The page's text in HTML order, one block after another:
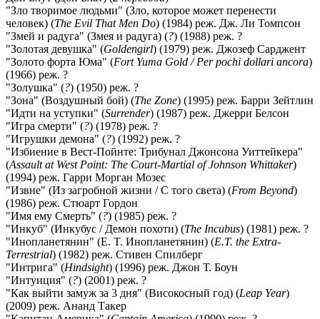
"Зло творимое людьми" (Зло, которое может перенести
человек) (The Evil That Men Do) (1984) реж. Дж. Ли Томпсон
"Змей и радуга" (Змея и радуга) (?) (1988) реж. ?
"Золотая девушка" (Goldengirl) (1979) реж. Джозеф Сарджент
"Золото форта Юма" (Fort Yuma Gold / Per pochi dollari ancora)
(1966) реж. ?
"Золушка" (?) (1950) реж. ?
"Зона" (Воздушный бой) (The Zone) (1995) реж. Барри Зейтлин
"Идти на уступки" (Surrender) (1987) реж. Джерри Белсон
"Игра смерти" (?) (1978) реж. ?
"Игрушки демона" (?) (1992) реж. ?
"Избиение в Вест-Пойнте: Трибунал Джонсона Уиттейкера"
(Assault at West Point: The Court-Martial of Johnson Whittaker)
(1994) реж. Гарри Морган Мозес
"Извне" (Из загробной жизни / С того света) (From Beyond)
(1986) реж. Стюарт Гордон
"Имя ему Смерть" (?) (1985) реж. ?
"Инкуб" (Инкубус / Демон похоти) (The Incubus) (1981) реж. ?
"Инопланетянин" (E. T. Инопланетянин) (E.T. the Extra-
Terrestrial) (1982) реж. Стивен Спилберг
"Интрига" (Hindsight) (1996) реж. Джон Т. Боун
"Интуиция" (?) (2001) реж. ?
"Как выйти замуж за 3 дня" (Високосный год) (Leap Year)
(2009) реж. Ананд Такер